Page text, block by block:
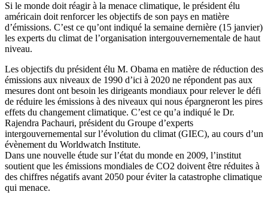
Si le monde doit réagir à la menace climatique, le président élu
américain doit renforcer les objectifs de son pays en matière
d’émissions. C’est ce qu’ont indiqué la semaine dernière (15 janvier)
les experts du climat de l’organisation intergouvernementale de haut
niveau.
Les objectifs du président élu M. Obama en matière de réduction des
émissions aux niveaux de 1990 d’ici à 2020 ne répondent pas aux
mesures dont ont besoin les dirigeants mondiaux pour relever le défi
de réduire les émissions à des niveaux qui nous épargneront les pires
effets du changement climatique. C’est ce qu’a indiqué le Dr.
Rajendra Pachauri, président du Groupe d’experts
intergouvernemental sur l’évolution du climat (GIEC), au cours d’un
évènement du Worldwatch Institute.
Dans une nouvelle étude sur l’état du monde en 2009, l’institut
soutient que les émissions mondiales de CO2 doivent être réduites à
des chiffres négatifs avant 2050 pour éviter la catastrophe climatique
qui menace.